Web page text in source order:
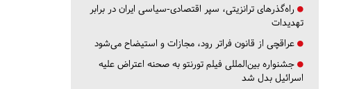
راه‌گذرهای ترانزیتی، سپر اقتصادی-سیاسی ایران در برابر
تهدیدات
عراقچی از قانون فراتر رود، مجازات و استیضاح می‌شود
جشنواره بین‌المللی فیلم تورنتو به صحنه اعتراض علیه
اسرائیل بدل شد